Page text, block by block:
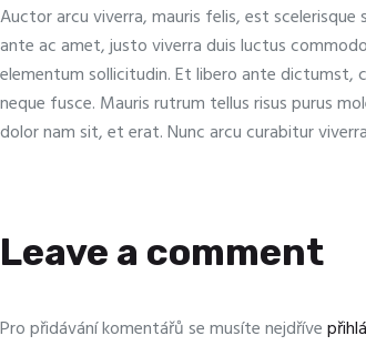
Auctor arcu viverra, mauris felis, est
ante ac amet, justo viverra duis luctus
elementum sollicitudin. Et libero ante
neque fusce. Mauris rutrum tellus risus purus
dolor nam sit, et erat. Nunc arcu curabitur
Leave a comment
Pro přidávání komentářů se musíte nejdříve